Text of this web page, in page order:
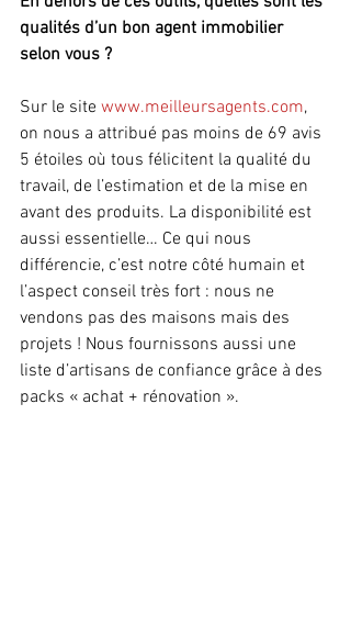
qualités d’un bon agent immobilier
selon vous ?
Sur le site www.meilleursagents.com,
on nous a attribué pas moins de 69 avis
5 étoiles où tous félicitent la qualité du
travail, de l’estimation et de la mise en
avant des produits. La disponibilité est
aussi essentielle… Ce qui nous
différencie, c’est notre côté humain et
l’aspect conseil très fort : nous ne
vendons pas des maisons mais des
projets ! Nous fournissons aussi une
liste d’artisans de confiance grâce à des
packs « achat + rénovation ».